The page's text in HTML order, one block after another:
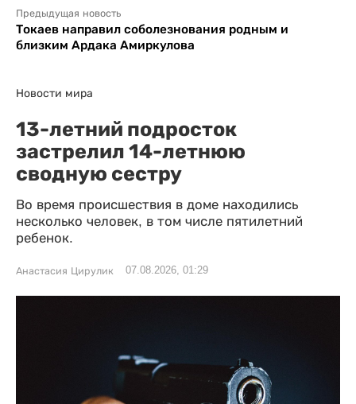
Предыдущая новость
Токаев направил соболезнования родным и
близким Ардака Амиркулова
Новости мира
13-летний подросток
застрелил 14-летнюю
сводную сестру
Во время происшествия в доме находились
несколько человек, в том числе пятилетний
ребенок.
Анастасия Цирулик 07.08.2026, 01:29